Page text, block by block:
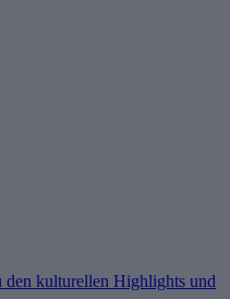
kulturellen Highlights und